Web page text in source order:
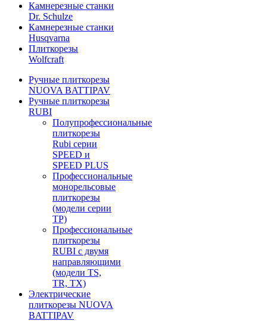
Камнерезные станки
Dr. Schulze
Камнерезные станки
Husqvarna
Плиткорезы
Wolfcraft
Ручные плиткорезы
NUOVA BATTIPAV
Ручные плиткорезы
RUBI
Полупрофессиональные
плиткорезы
Rubi серии
SPEED и
SPEED PLUS
Профессиональные
монорельсовые
плиткорезы
(модели серии
TP)
Профессиональные
плиткорезы
RUBI с двумя
направляющими
(модели TS,
TR, TX)
Электрические
плиткорезы NUOVA
BATTIPAV